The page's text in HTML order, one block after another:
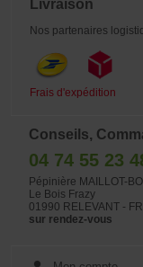
Livraison
Nos partenaires
Frais d'expédition
Conseils,
04 74 55 23
Pépinière MAILLOT-
Le Bois Frazy
01990 RELEVANT -
sur rendez-vous